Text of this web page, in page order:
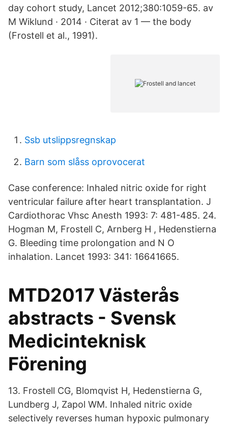
day cohort study, Lancet 2012;380:1059-65. av
M Wiklund · 2014 · Citerat av 1 — the body
(Frostell et al., 1991).
Ssb utslippsregnskap
Barn som slåss oprovocerat
Case conference: Inhaled nitric oxide for right
ventricular failure after heart transplantation. J
Cardiothorac Vhsc Anesth 1993: 7: 481-485. 24.
Hogman M, Frostell C, Arnberg H , Hedenstierna
G. Bleeding time prolongation and N O
inhalation. Lancet 1993: 341: 16641665.
MTD2017 Västerås
abstracts - Svensk
Medicinteknisk
Förening
13. Frostell CG, Blomqvist H, Hedenstierna G,
Lundberg J, Zapol WM. Inhaled nitric oxide
selectively reverses human hypoxic pulmonary